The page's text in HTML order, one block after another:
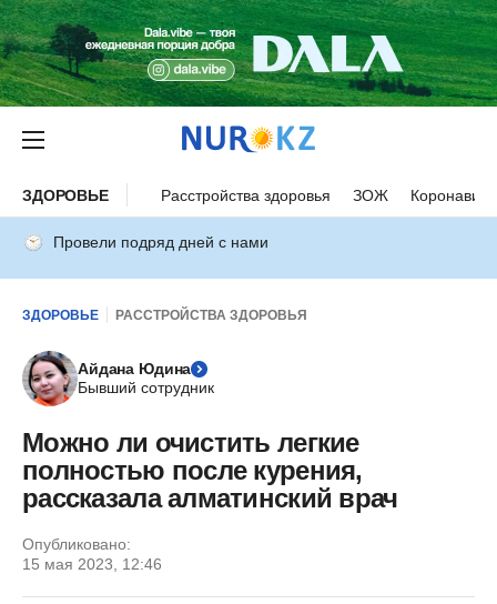
ЗДОРОВЬЕ Расстройства здоровья ЗОЖ
Провели подряд дней с нами
ЗДОРОВЬЕ РАССТРОЙСТВА ЗДОРОВЬЯ
Айдана Юдина
Бывший сотрудник
Можно ли очистить легкие
полностью после курения,
рассказала алматинский врач
Опубликовано:
15 мая 2023, 12:46